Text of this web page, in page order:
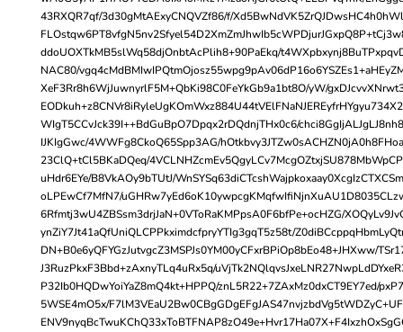
43RXQR7qf/3d30gMtAExyCNQVZf86/f/
ddoUOXTkMB5slWq58djOnbtAcPlih8+90PaEkq/
NAC80/
XeF3Rr8h6WjJuwnyrlF5M+QbKi98C0FeYkGb9a1bt8O/yW/
WIgT5CCvJck39I++BdGuBpO7Dpqx2rDQdnjTHx0c6/
IJKIgGwc/4WWFg8CkoQ65Spp3AG/
23ClQ+tCl5BKaDQeq/
uHdr6EYe/B8VkAOy9bTUtJ/
oLPEwCf7MfN7/
6Rfmtj3wU4ZBSsm3drjJaN+0VToRaKMPpsA0F6bfPe+ocHZG/
ynZiY7Jt41aQfUniQLCPPkximdcfpryYTIg3gqT5z58t/
DN+B0e6yQFYGzJutvgcZ3MSPJs0YM00yCFxrBPiOp8bEo48+JHXww/
J3RuzPkxF3Bbd+zAxnyTLq4uRx5q/
P32Ib0HQDwYoiYaZ8mQ4kt+HPPQ/znL5R22+7ZAxMz0dxCT9EY7ed/
5WSE4mO5x/